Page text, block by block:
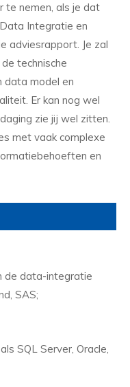
te nemen, als je dat
Integratie en
adviesrapport. Je zal
technische
data model en
Er kan nog wel
zie jij wel zitten.
met vaak complexe
en
de data-integratie
SAS;
SQL Server, Oracle,